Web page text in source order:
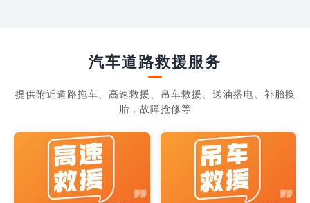
汽车道路救援服务
提供附近道路拖车、高速救援、吊车救援、送油搭电、补胎换
胎，故障抢修等